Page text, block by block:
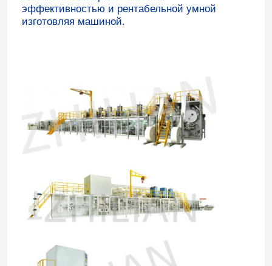
эффективностью и рентабельной умной
изготовляя машиной.